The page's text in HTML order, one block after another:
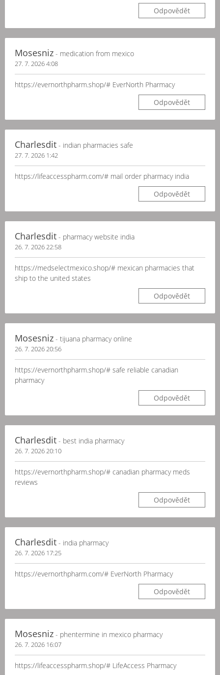
Odpovědět
Mosesniz - medication from mexico
27. 7. 2026 4:08
https://evernorthpharm.shop/# EverNorth Pharmacy
Odpovědět
Charlesdit - indian pharmacies safe
27. 7. 2026 1:42
https://lifeaccesspharm.com/# mail order pharmacy india
Odpovědět
Charlesdit - pharmacy website india
26. 7. 2026 22:58
https://medselectmexico.shop/# mexican pharmacies that
ship to the united states
Odpovědět
Mosesniz - tijuana pharmacy online
26. 7. 2026 20:56
https://evernorthpharm.shop/# safe reliable canadian
pharmacy
Odpovědět
Charlesdit - best india pharmacy
26. 7. 2026 20:10
https://evernorthpharm.shop/# canadian pharmacy meds
reviews
Odpovědět
Charlesdit - india pharmacy
26. 7. 2026 17:25
https://evernorthpharm.com/# EverNorth Pharmacy
Odpovědět
Mosesniz - phentermine in mexico pharmacy
26. 7. 2026 16:07
https://lifeaccesspharm.shop/# LifeAccess Pharmacy